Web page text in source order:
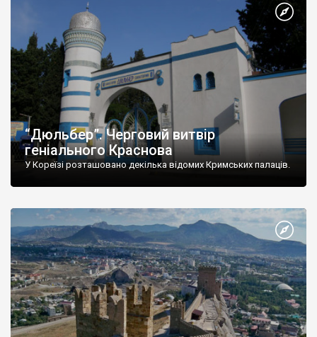
“Дюльбер”. Черговий витвір
геніального Краснова
У Кореїзі розташовано декілька відомих Кримських палаців.